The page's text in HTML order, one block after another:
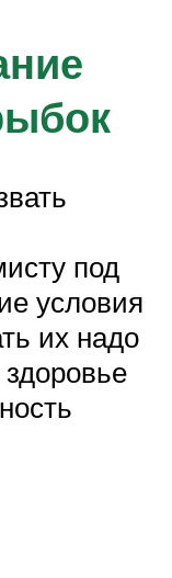
под
условия
их надо
здоровье